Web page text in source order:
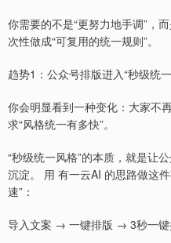
你需要的不是“更努力地手调”，
次性做成“可复用的统一规则”。
趋势1：公众号排版进入“秒级统
你会明显看到一种变化：大家不
求“风格统一有多快”。
“秒级统一风格”的本质，就是让
沉淀。 用 有一云AI 的思路做这
速”：
导入文案 → 一键排版 → 3秒一